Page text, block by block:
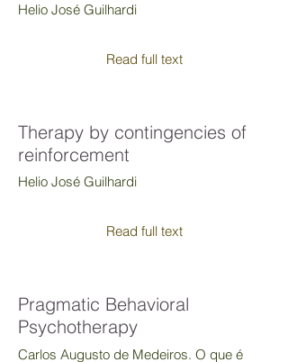
Helio José Guilhardi
Read full text
Therapy by contingencies of
reinforcement
Helio José Guilhardi
Read full text
Pragmatic Behavioral
Psychotherapy
Carlos Augusto de Medeiros. O que é